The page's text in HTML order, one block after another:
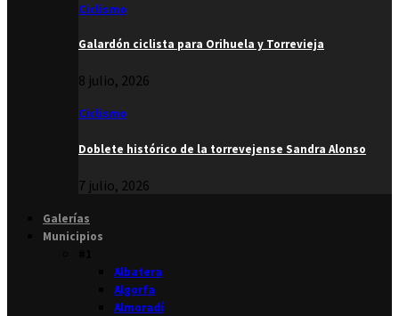
Ciclismo
Galardón ciclista para Orihuela y Torrevieja
8 julio, 2026
Ciclismo
Doblete histórico de la torrevejense Sandra Alonso
7 julio, 2026
Galerías
Municipios
Albatera
Algorfa
Almoradí